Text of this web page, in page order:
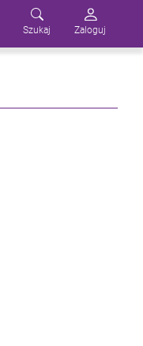
Szukaj Zaloguj